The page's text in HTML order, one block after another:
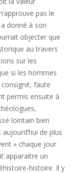
pas le
donné à son
objecter que
au travers
sur les
si les hommes
consigné, faute
permis ensuite à
lointain bien
de plus
» chaque jour
apparaitre un
histoire. Il y